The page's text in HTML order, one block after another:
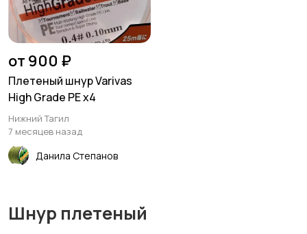
от 900 ₽
Плетеный шнур Varivas
High Grade PE x4
Нижний Тагил
7 месяцев назад
Данила Степанов
Шнур плетеный